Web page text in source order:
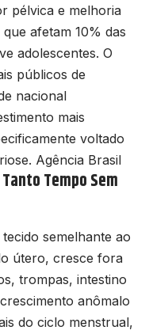
pélvica e melhoria
afetam 10% das
adolescentes. O
públicos de
nacional
mais
voltado
Agência Brasil
Tempo Sem
semelhante ao
útero, cresce fora
trompas, intestino
anômalo
do ciclo menstrual,